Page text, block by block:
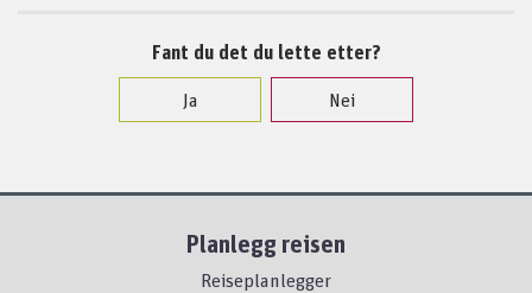
Fant du det du lette etter?
Ja
Nei
Planlegg reisen
Reiseplanlegger